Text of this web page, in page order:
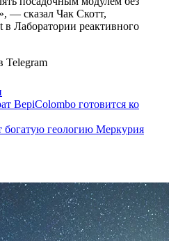
— сказал Чак Скотт,
в Лаборатории реактивного
Telegram
BepiColombo готовится ко
богатую геологию Меркурия